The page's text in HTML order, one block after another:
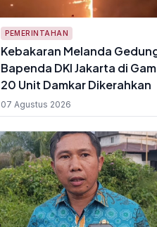
PEMERINTAHAN
Kebakaran Melanda
Bapenda DKI Jakarta di
20 Unit Damkar Dikerahkan
07 Agustus 2026